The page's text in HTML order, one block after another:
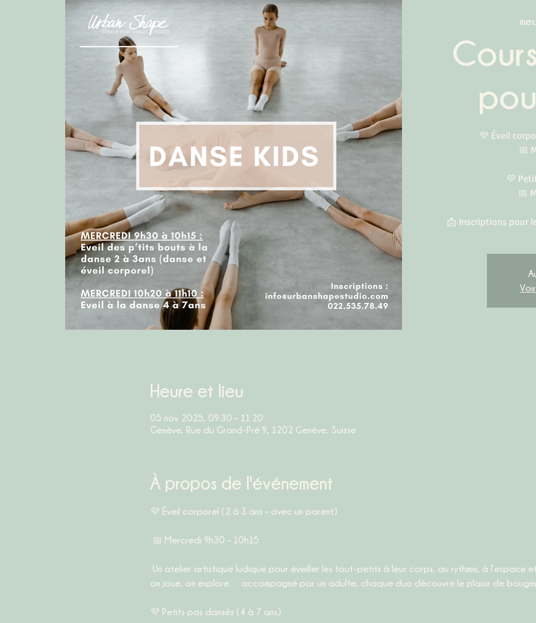
💜 Éveil
📅
💜
📅
📩 Inscriptions pour
Heure et lieu
05 nov. 2025, 09:30 – 11:20
Genève, Rue du Grand-Pré 9, 1202 Genève, Suisse
À propos de l'événement
💜 Éveil corporel (2 à 3 ans – avec un parent)
📅 Mercredi 9h30 – 10h15
on joue, on explore… accompagné par un adulte, chaque duo découvre le plaisir de bouger
💜 Petits pas dansés (4 à 7 ans)